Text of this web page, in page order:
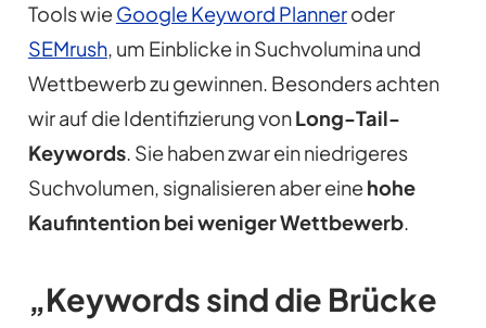
Tools wieGoogle Keyword Planneroder
SEMrush, um Einblicke in Suchvolumina und
Wettbewerb zu gewinnen. Besonders achten
wir auf die Identifizierung vonLong-Tail-
Keywords. Sie haben zwar ein niedrigeres
Suchvolumen, signalisieren aber einehohe
Kaufintention bei weniger Wettbewerb.
„Keywords sind die Brücke